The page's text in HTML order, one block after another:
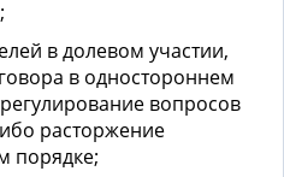
в долевом участии,
в одностороннем
вопросов
расторжение
порядке;